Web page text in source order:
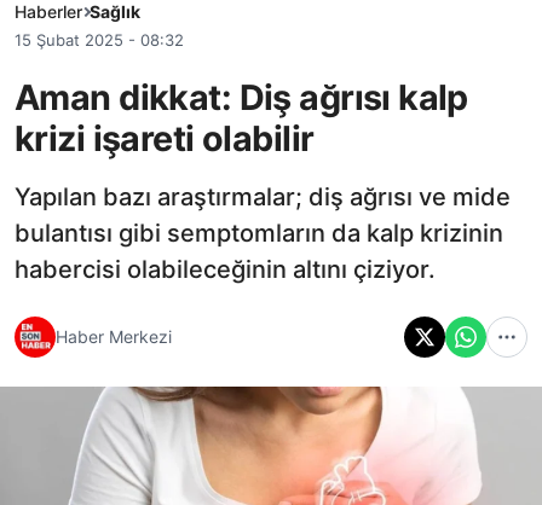
Haberler Sağlık
15 Şubat 2025 - 08:32
Aman dikkat: Diş ağrısı kalp
krizi işareti olabilir
Yapılan bazı araştırmalar; diş ağrısı ve mide
bulantısı gibi semptomların da kalp krizinin
habercisi olabileceğinin altını çiziyor.
Haber Merkezi